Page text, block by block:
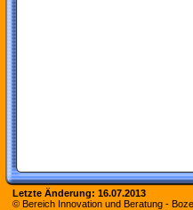
Letzte Änderung: 16.07.2013
© Bereich Innovation und Beratung -